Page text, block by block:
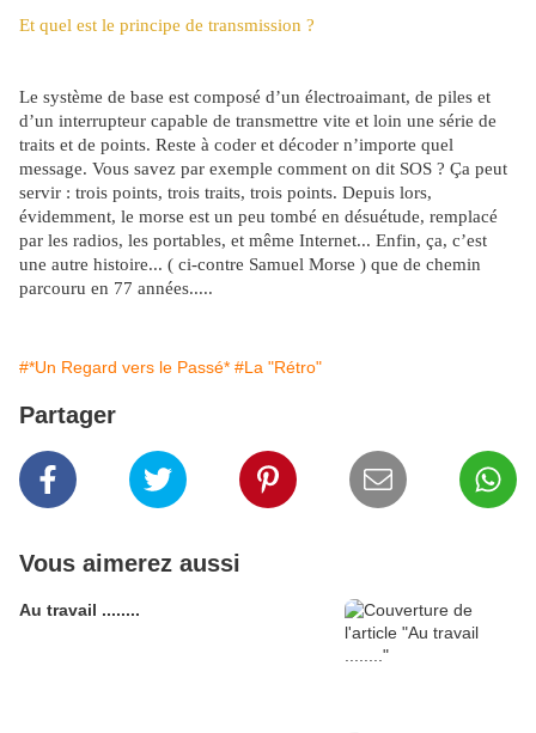
Et quel est le principe de transmission ?
Le système de base est composé d’un électroaimant, de piles et
d’un interrupteur capable de transmettre vite et loin une série de
traits et de points. Reste à coder et décoder n’importe quel
message. Vous savez par exemple comment on dit SOS ? Ça peut
servir : trois points, trois traits, trois points. Depuis lors,
évidemment, le morse est un peu tombé en désuétude, remplacé
par les radios, les portables, et même Internet... Enfin, ça, c’est
une autre histoire... ( ci-contre Samuel Morse ) que de chemin
parcouru en 77 années.....
#*Un Regard vers le Passé* #La "Rétro"
Partager
Vous aimerez aussi
Au travail ........